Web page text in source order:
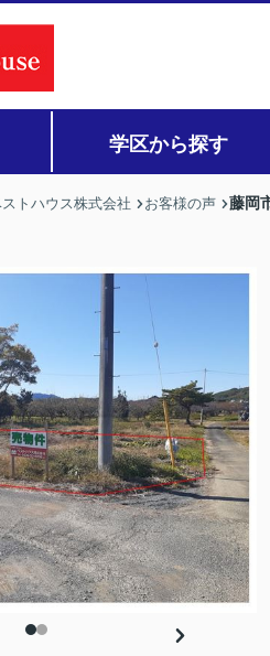
学区から探す
トハウス株式会社 お客様の声 藤岡